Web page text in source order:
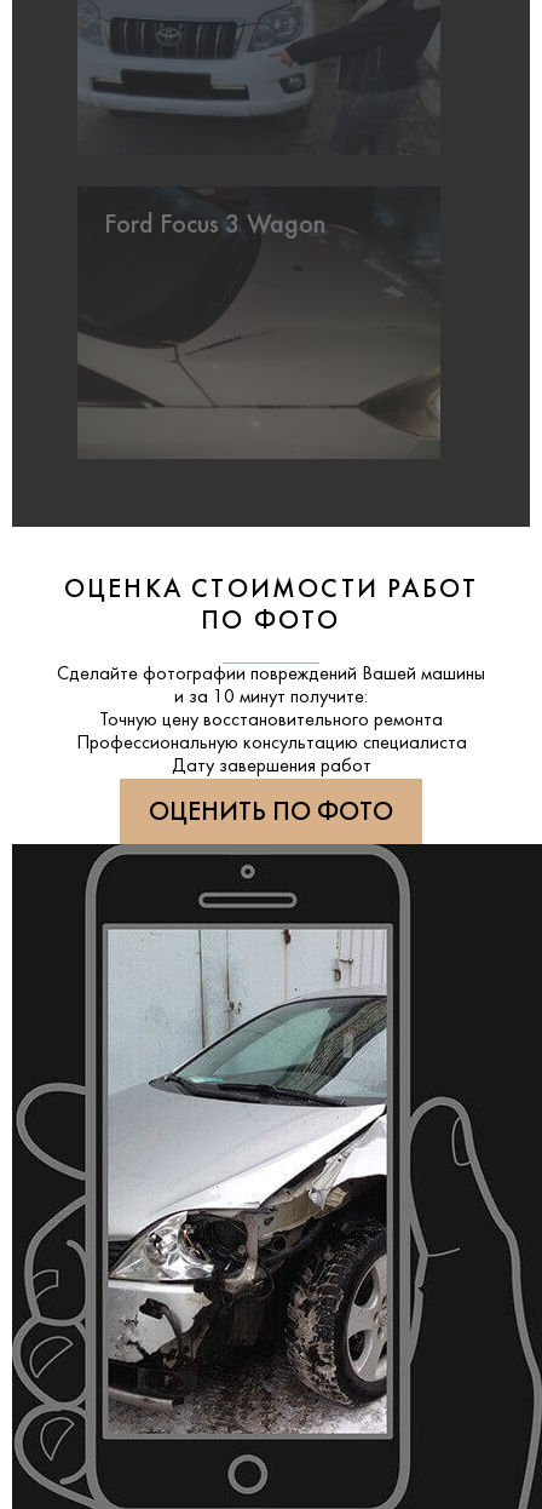
Ford Focus 3 Wagon
ОЦЕНКА СТОИМОСТИ РАБОТ
ПО ФОТО
Сделайте фотографии повреждений Вашей машины
и за
10 минут получите:
Точную цену восстановительного ремонта
Профессиональную консультацию специалиста
Дату завершения работ
ОЦЕНИТЬ ПО ФОТО